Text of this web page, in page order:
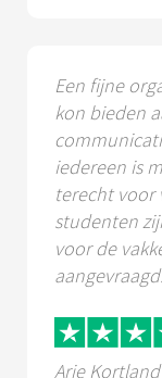
Een fijne
kon bieden
iedereen is
terecht voor
studenten
voor de
aangevraagd.
Arie Kortland